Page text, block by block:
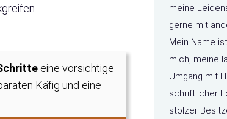
eine vorsichtige
Käfig und eine
meine
gerne mit
Mein Name
mich, meine
Umgang mit
schriftlicher
stolzer